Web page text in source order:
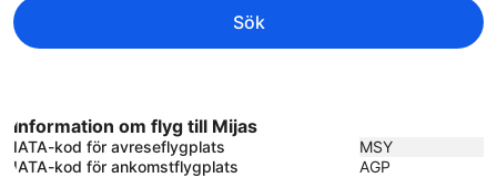
Sök
Information om flyg till Mijas
IATA-kod för avreseflygplats
MSY
IATA-kod för ankomstflygplats
AGP